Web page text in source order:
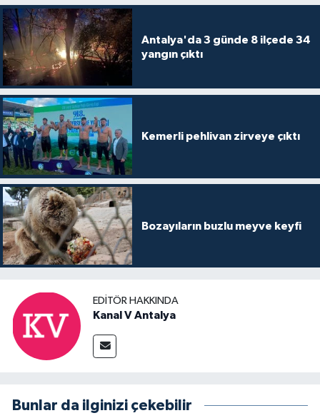
Antalya'da 3 günde 8 ilçede 34
yangın çıktı
Kemerli pehlivan zirveye çıktı
Bozayıların buzlu meyve keyfi
EDITÖR HAKKINDA
Kanal V Antalya
Bunlar da ilginizi çekebilir